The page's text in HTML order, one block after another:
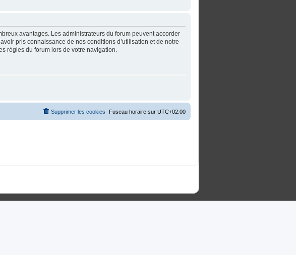
avantages. Les administrateurs du forum peuvent accorder
pris connaissance de nos conditions d’utilisation et de notre
règles du forum lors de votre navigation.
Fuseau horaire sur UTC+02:00
Supprimer les cookies